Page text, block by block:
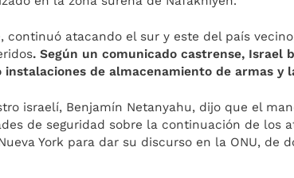
continuó atacando el sur y este del país
. Según un comunicado castrense, Israel
de almacenamiento de armas y
israelí, Benjamín Netanyahu, dijo que el
de seguridad sobre la continuación de los
York para dar su discurso en la ONU, de